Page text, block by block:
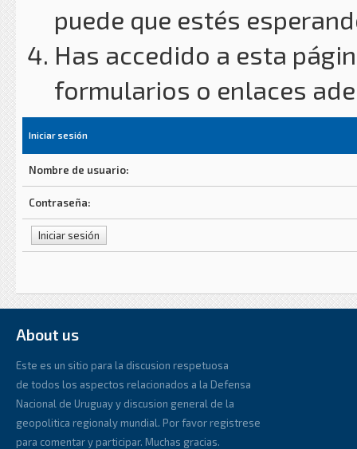
puede que estés
Has accedido a esta
formularios o enlaces
Iniciar sesión
Nombre de usuario:
Contraseña:
About us
Este es un sitio para la discusion respetuosa
de todos los aspectos relacionados a la Defensa
Nacional de Uruguay y discusion general de la
geopolitica regionaly mundial. Por favor registrese
para comentar y participar. Muchas gracias.